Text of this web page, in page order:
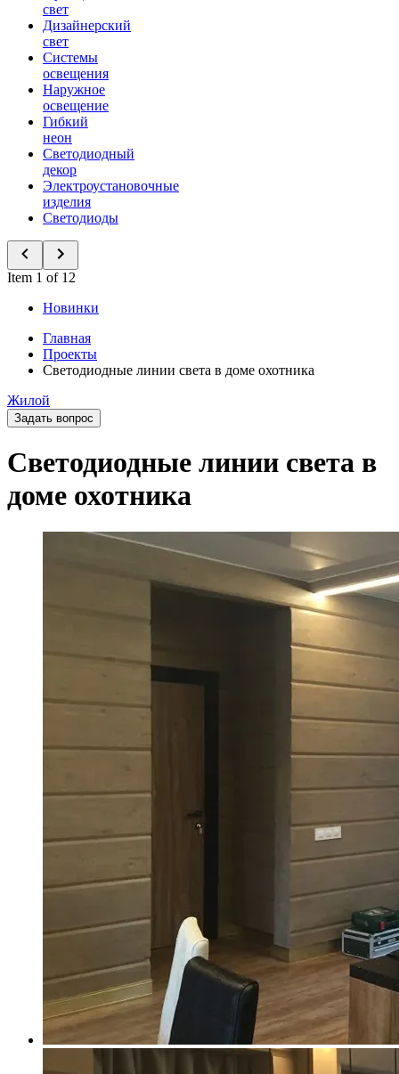
свет
Дизайнерский
свет
Системы
освещения
Наружное
освещение
Гибкий
неон
Светодиодный
декор
Электроустановочные
изделия
Светодиоды
Item 1 of 12
Новинки
Главная
Проекты
Светодиодные линии света в доме охотника
Жилой
Задать вопрос
Светодиодные линии света в
доме охотника